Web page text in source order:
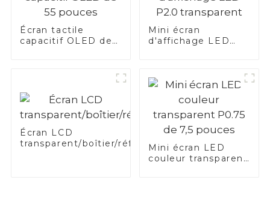
Écran tactile
capacitif OLED de
Mini écran
d'affichage LED
Écran LCD
transparent/boîtier/réfrigérateurMini écran LED
couleur transparent